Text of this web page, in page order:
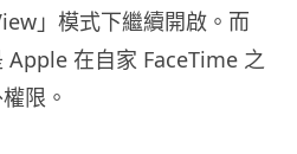
」模式下繼續開啟。而
在自家 FaceTime 之
限。